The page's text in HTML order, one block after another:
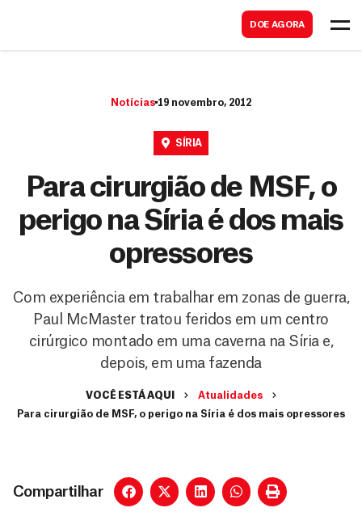
DOE AGORA
Notícias 19 novembro, 2012
SÍRIA
Para cirurgião de MSF, o
perigo na Síria é dos mais
opressores
Com experiência em trabalhar em zonas de guerra,
Paul McMaster tratou feridos em um centro
cirúrgico montado em uma caverna na Síria e,
depois, em uma fazenda
VOCÊ ESTÁ AQUI
Atualidades
Para cirurgião de MSF, o perigo na Síria é dos mais opressores
Compartilhar
a
r